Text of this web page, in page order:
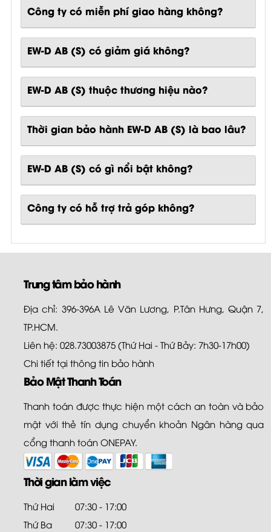
Công ty có miễn phí giao hàng không?
EW-D AB (S) có giảm giá không?
EW-D AB (S) thuộc thương hiệu nào?
Thời gian bảo hành EW-D AB (S) là bao lâu?
EW-D AB (S) có gì nổi bật không?
Công ty có hỗ trợ trả góp không?
Trung tâm bảo hành
Địa chỉ: 396-396A Lê Văn Lương, P.Tân Hưng, Quận 7,
TP.HCM.
Liên hệ: 028.73003875 (Thứ Hai - Thứ Bảy: 7h30-17h00)
Chi tiết tại thông tin bảo hành
Bảo Mật Thanh Toán
Thanh toán được thực hiện một cách an toàn và bảo
mật với thẻ tín dụng chuyển khoản Ngân hàng qua
cổng thanh toán ONEPAY.
Thời gian làm việc
Thứ Hai
07:30 - 17:00
Thứ Ba
07:30 - 17:00